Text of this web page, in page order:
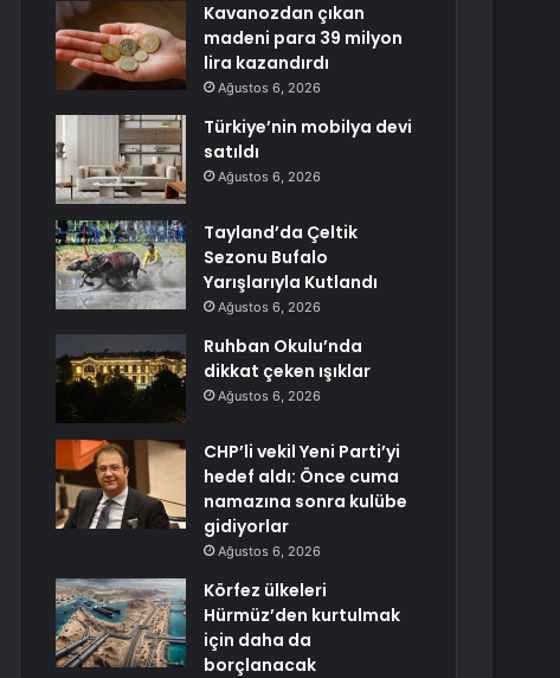
Kavanozdan çıkan
madeni para 39 milyon
lira kazandırdı
Ağustos 6, 2026
Türkiye’nin mobilya devi
satıldı
Ağustos 6, 2026
Tayland’da Çeltik
Sezonu Bufalo
Yarışlarıyla Kutlandı
Ağustos 6, 2026
Ruhban Okulu’nda
dikkat çeken ışıklar
Ağustos 6, 2026
CHP’li vekil Yeni Parti’yi
hedef aldı: Önce cuma
namazına sonra kulübe
gidiyorlar
Ağustos 6, 2026
Körfez ülkeleri
Hürmüz’den kurtulmak
için daha da
borçlanacak